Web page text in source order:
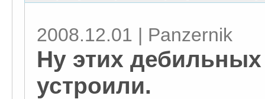
2008.12.01 | Panzernik
Ну этих
устроили.